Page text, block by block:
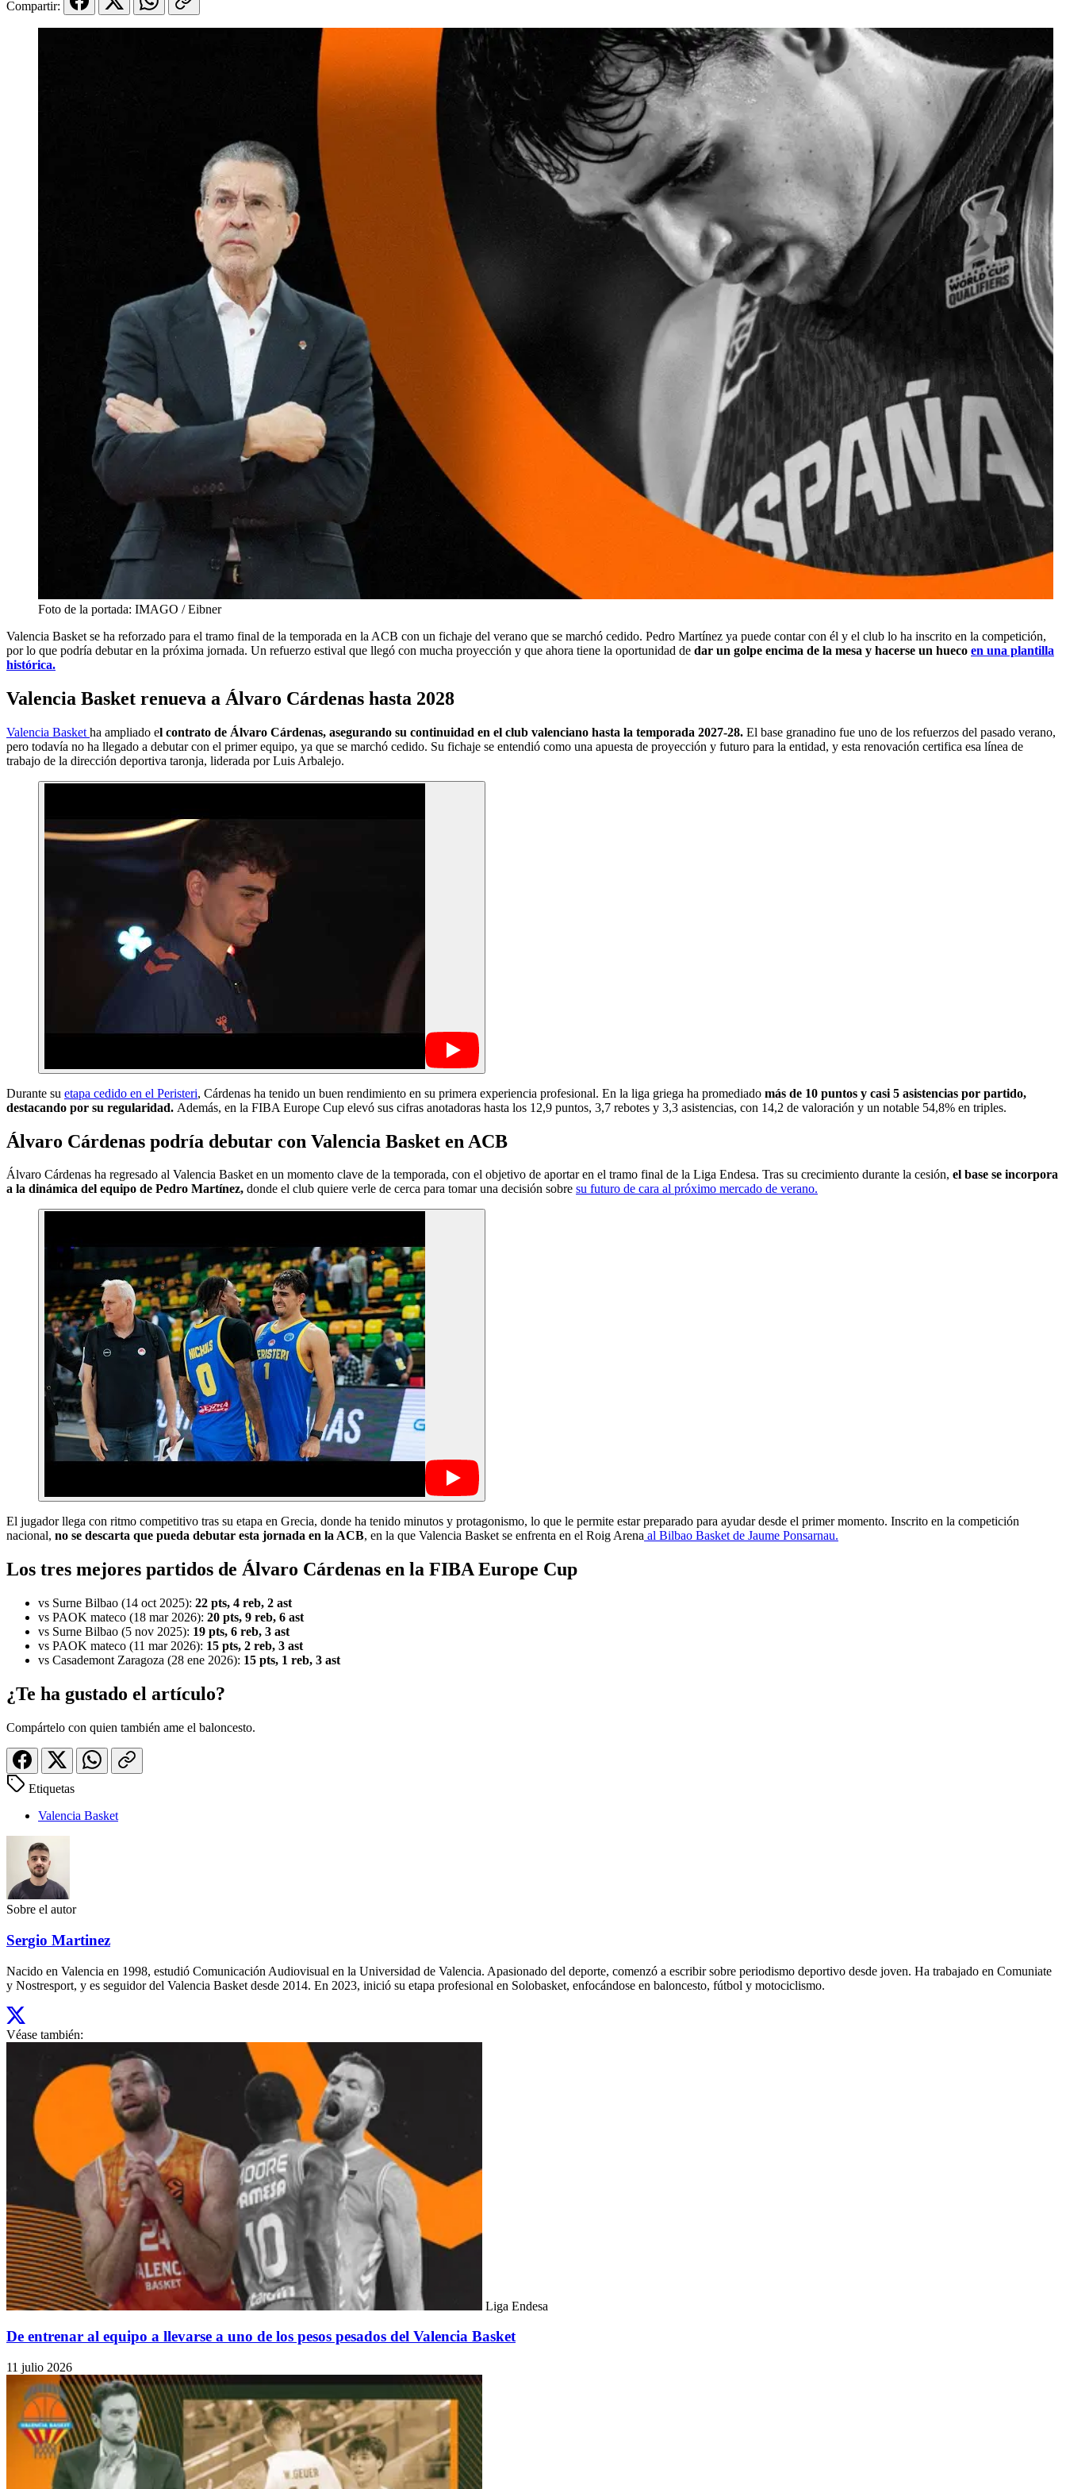
Compartir:
Foto de la portada: IMAGO / Eibner
Valencia Basket se ha reforzado para el tramo final de la temporada en la ACB con un fichaje del verano que se marchó cedido. Pedro Martínez ya puede contar con él y el club lo ha inscrito en la competición,
por lo que podría debutar en la próxima jornada. Un refuerzo estival que llegó con mucha proyección y que ahora tiene la oportunidad de dar un golpe encima de la mesa y hacerse un hueco en una plantilla
histórica.
Valencia Basket renueva a Álvaro Cárdenas hasta 2028
Valencia Basket ha ampliado el contrato de Álvaro Cárdenas, asegurando su continuidad en el club valenciano hasta la temporada 2027-28. El base granadino fue uno de los refuerzos del pasado verano,
pero todavía no ha llegado a debutar con el primer equipo, ya que se marchó cedido. Su fichaje se entendió como una apuesta de proyección y futuro para la entidad, y esta renovación certifica esa línea de
trabajo de la dirección deportiva taronja, liderada por Luis Arbalejo.
Durante su etapa cedido en el Peristeri, Cárdenas ha tenido un buen rendimiento en su primera experiencia profesional. En la liga griega ha promediado más de 10 puntos y casi 5 asistencias por partido,
destacando por su regularidad. Además, en la FIBA Europe Cup elevó sus cifras anotadoras hasta los 12,9 puntos, 3,7 rebotes y 3,3 asistencias, con 14,2 de valoración y un notable 54,8% en triples.
Álvaro Cárdenas podría debutar con Valencia Basket en ACB
Álvaro Cárdenas ha regresado al Valencia Basket en un momento clave de la temporada, con el objetivo de aportar en el tramo final de la Liga Endesa. Tras su crecimiento durante la cesión, el base se incorpora
a la dinámica del equipo de Pedro Martínez, donde el club quiere verle de cerca para tomar una decisión sobre su futuro de cara al próximo mercado de verano.
El jugador llega con ritmo competitivo tras su etapa en Grecia, donde ha tenido minutos y protagonismo, lo que le permite estar preparado para ayudar desde el primer momento. Inscrito en la competición
nacional, no se descarta que pueda debutar esta jornada en la ACB, en la que Valencia Basket se enfrenta en el Roig Arena al Bilbao Basket de Jaume Ponsarnau.
Los tres mejores partidos de Álvaro Cárdenas en la FIBA Europe Cup
vs Surne Bilbao (14 oct 2025): 22 pts, 4 reb, 2 ast
vs PAOK mateco (18 mar 2026): 20 pts, 9 reb, 6 ast
vs Surne Bilbao (5 nov 2025): 19 pts, 6 reb, 3 ast
vs PAOK mateco (11 mar 2026): 15 pts, 2 reb, 3 ast
vs Casademont Zaragoza (28 ene 2026): 15 pts, 1 reb, 3 ast
¿Te ha gustado el artículo?
Compártelo con quien también ame el baloncesto.
Etiquetas
Valencia Basket
Sobre el autor
Sergio Martinez
Nacido en Valencia en 1998, estudió Comunicación Audiovisual en la Universidad de Valencia. Apasionado del deporte, comenzó a escribir sobre periodismo deportivo desde joven. Ha trabajado en Comuniate
y Nostresport, y es seguidor del Valencia Basket desde 2014. En 2023, inició su etapa profesional en Solobasket, enfocándose en baloncesto, fútbol y motociclismo.
Véase también:
Liga Endesa
De entrenar al equipo a llevarse a uno de los pesos pesados del Valencia Basket
11 julio 2026